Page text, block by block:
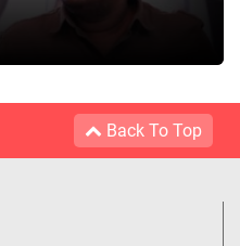
Back To Top